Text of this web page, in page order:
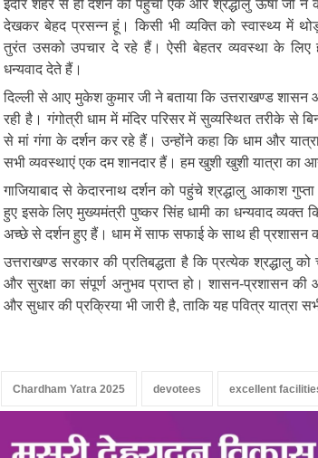
इंदौर शहर से ही दर्शन को पहुंचीं एक और श्रद्धालु ऊषा जी ने
देखकर बेहद प्रसन्न हूं। किसी भी व्यक्ति को स्वास्थ्य में
तुरंत उसको उपचार दे रहे हैं। ऐसी बेहतर व्यवस्था के लिए
धन्यवाद देते हैं।
दिल्ली से आए मुकेश कुमार जी ने बताया कि उत्तराखण्ड शासन
रही है। गंगोत्री धाम में मंदिर परिसर में सुव्यस्थित तरीके से
से मां गंगा के दर्शन कर रहे हैं। उन्होंने कहा कि धाम और
सभी व्यवस्थाएं एक दम शानदार हैं। हम खुशी खुशी यात्रा का
गाजियाबाद से केदारनाथ दर्शन को पहुंचे श्रद्धालु आकाश
हुए इसके लिए मुख्यमंत्री पुष्कर सिंह धामी का धन्यवाद व्यक्त
अच्छे से दर्शन हुए हैं। धाम में साफ सफाई के साथ ही प्रशासन
उत्तराखण्ड सरकार की प्रतिबद्धता है कि प्रत्येक श्रद्धालु को
और सुरक्षा का संपूर्ण अनुभव प्राप्त हो। शासन-प्रशासन की
और सुधार की प्रक्रिया भी जारी है, ताकि यह पवित्र यात्रा
Chardham Yatra 2025 devotees excellent